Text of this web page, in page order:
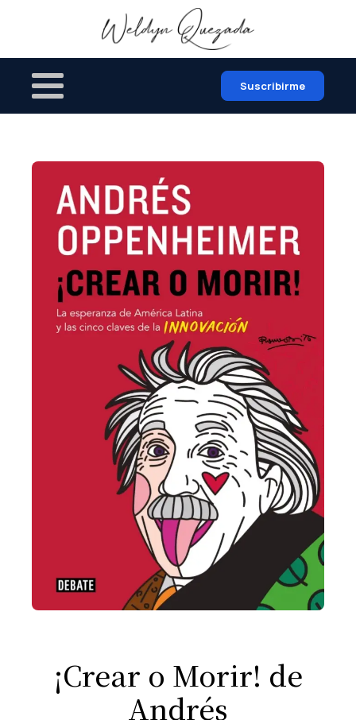
Suscribirme
¡Crear o Morir! de
Andrés